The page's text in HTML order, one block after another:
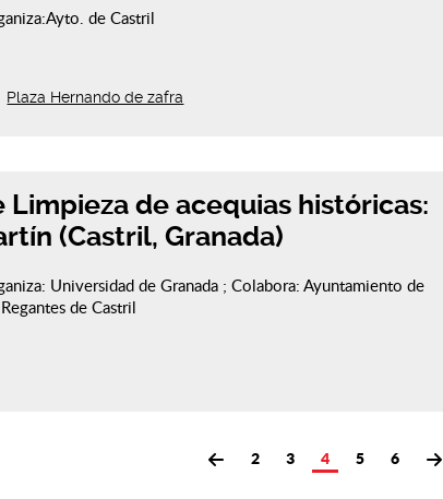
de Castril
Plaza Hernando de zafra
Limpieza de acequias históricas:
(Castril, Granada)
Universidad de Granada ; Colabora: Ayuntamiento de
de Castril
2 3 4 5 6